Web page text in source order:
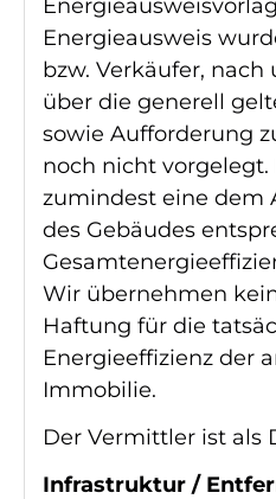
Energieausweis
bzw. Verkäufer,
über die generell
sowie Aufforderung
noch nicht
zumindest eine dem
des Gebäudes
Wir übernehmen
Haftung für die
Energieeffizienz der
Immobilie.
Der Vermittler ist als
Infrastruktur /